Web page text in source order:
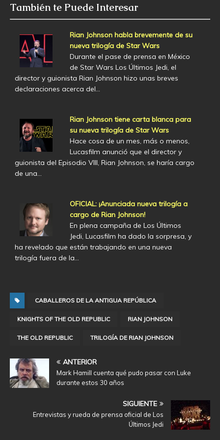
También te Puede Interesar
Rian Johnson habla brevemente de su
nueva trilogía de Star Wars
Durante el pase de prensa en México
de Star Wars Los Últimos Jedi, el
director y guionista Rian Johnson hizo unas breves
declaraciones acerca del…
Rian Johnson tiene carta blanca para
su nueva trilogía de Star Wars
Hace cosa de un mes, más o menos,
Lucasfilm anunció que el director y
guionista del Episodio VIII, Rian Johnson, se haría cargo
de una…
OFICIAL: ¡Anunciada nueva trilogía a
cargo de Rian Johnson!
En plena campaña de Los Últimos
Jedi, Lucasfilm ha dado la sorpresa, y
ha revelado que están trabajando en una nueva
trilogía fuera de la…
CABALLEROS DE LA ANTIGUA REPÚBLICA
KNIGHTS OF THE OLD REPUBLIC RIAN JOHNSON
THE OLD REPUBLIC TRILOGÍA DE RIAN JOHNSON
ANTERIOR
Mark Hamill cuenta qué pudo pasar con Luke
durante estos 30 años
SIGUIENTE
Entrevistas y rueda de prensa oficial de Los
Últimos Jedi